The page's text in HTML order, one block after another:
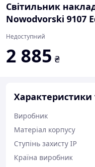
Світильник
Nowodvorski 9107
Недоступний
2 885 ₴
Характеристики
Виробник
Матеріал корпусу
Ступінь захисту IP
Країна виробник